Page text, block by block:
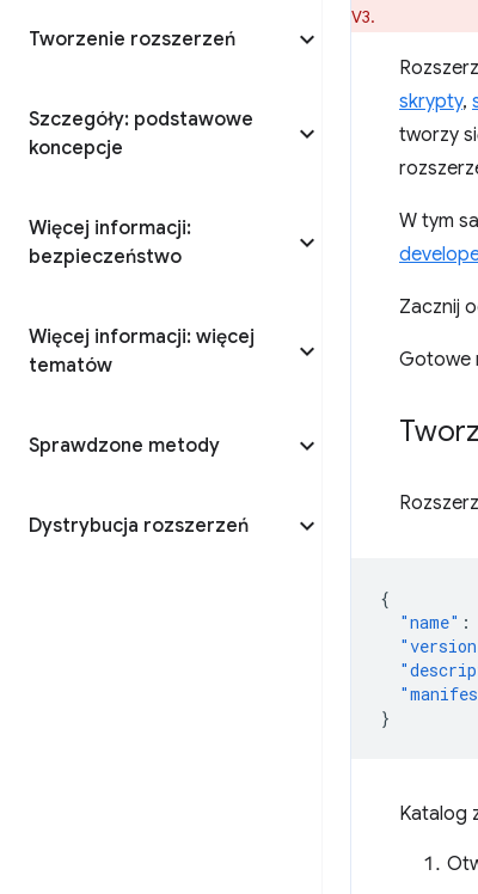
Tworzenie rozszerzeń
Szczegóły: podstawowe
koncepcje
Więcej informacji:
bezpieczeństwo
Więcej informacji: więcej
tematów
Sprawdzone metody
Dystrybucja rozszerzeń
V3.
skrypty,
tworzy
W tym
Zacznij
Gotowe
{
"name" :
}
Katalog